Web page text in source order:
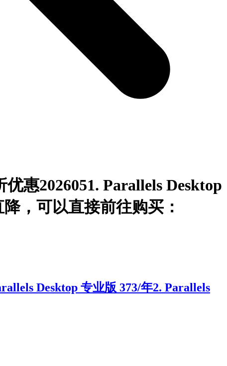
惠2026051. Parallels Desktop
，可以直接前往购买：
Desktop 专业版 373/年2. Parallels